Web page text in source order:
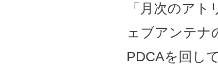
「月次のア
ェブアンテナ
PDCAを回し